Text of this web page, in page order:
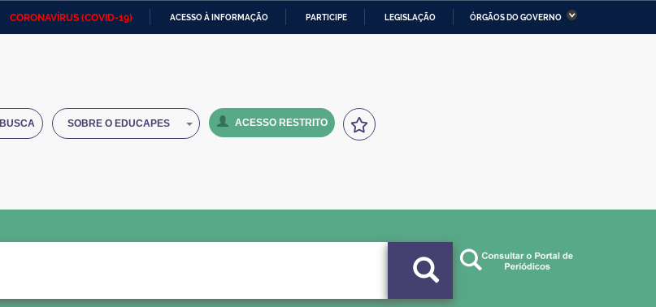
CORONAVÍRUS (COVID-19) ACESSO À INFORMAÇÃO PARTICIPE LEGISLAÇÃO ÓRGÃOS DO GOVERNO
Ministério das Relações
Ministério da Economia Ministério da Infraestrutura
BUSCA SOBRE O EDUCAPES ACESSO RESTRITO